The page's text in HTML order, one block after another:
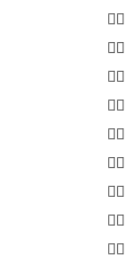
👉🏻
👉🏻
👉🏻
👉🏻
👉🏻
👉🏻
👉🏻
👉🏻
👉🏻